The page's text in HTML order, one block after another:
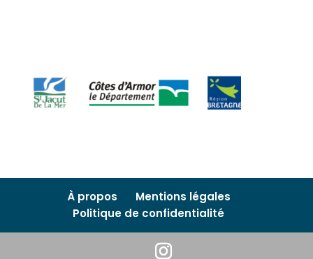
À propos
Mentions légales
Politique de confidentialité